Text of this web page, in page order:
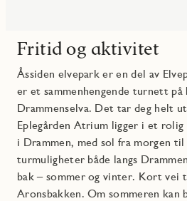
Fritid og aktivitet
Åssiden elvepark er en del av
er et sammenhengende turnett på
Drammenselva. Det tar deg helt
Eplegården Atrium ligger i et
i Drammen, med sol fra morgen
turmuligheter både langs
bak – sommer og vinter. Kort vei
Aronsbakken. Om sommeren kan